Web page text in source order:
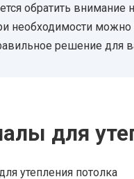
обратить внимание
необходимости можно
решение для
для